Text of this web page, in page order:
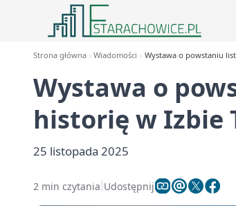
Strona główna Wiadomości Wystawa o powstaniu
Wystawa o
historię w Izbie
25 listopada 2025
2 min czytania Udostępnij